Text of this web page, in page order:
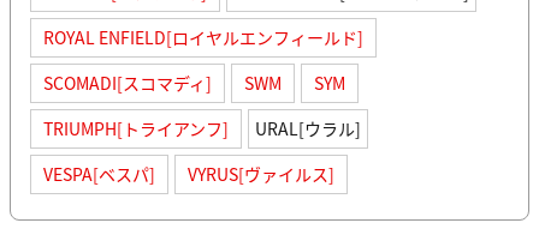
ROYAL ENFIELD[ロイヤルエンフィールド]
SCOMADI[スコマディ]
SWM
SYM
TRIUMPH[トライアンフ]
URAL[ウラル]
VESPA[ベスパ]
VYRUS[ヴァイルス]